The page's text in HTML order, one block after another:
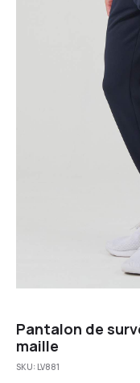
Pantalon de
maille
SKU: LV881